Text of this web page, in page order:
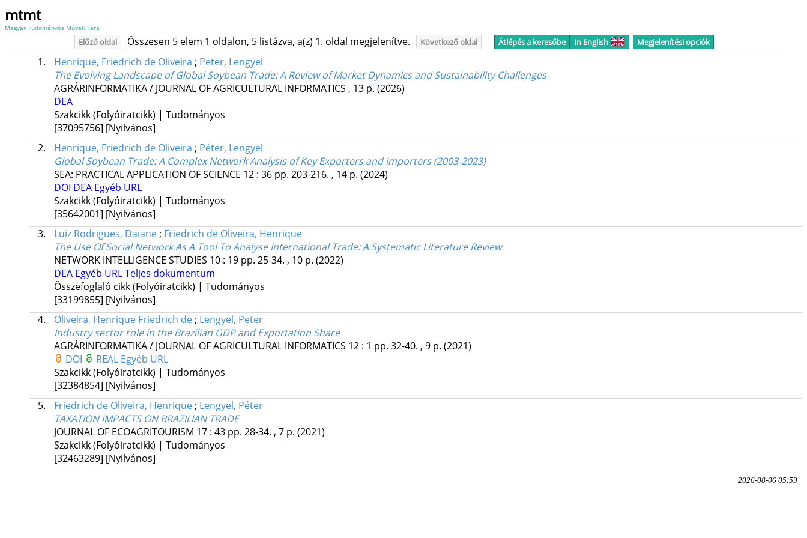
mtmt
Magyar Tudományos Művek Tára
Előző oldal Összesen 5 elem 1 oldalon, 5 listázva, a(z) 1. oldal megjelenítve. Következő oldal Átlépés a keresőbe In English Megjelenítési opciók
1. Henrique, Friedrich de Oliveira ; Peter, Lengyel
The Evolving Landscape of Global Soybean Trade: A Review of Market Dynamics and Sustainability Challenges
AGRÁRINFORMATIKA / JOURNAL OF AGRICULTURAL INFORMATICS , 13 p. (2026)
DEA
Szakcikk (Folyóiratcikk) | Tudományos
[37095756] [Nyilvános]
2.
Henrique, Friedrich de Oliveira ; Péter, Lengyel
Global Soybean Trade: A Complex Network Analysis of Key Exporters and Importers (2003-2023)
SEA: PRACTICAL APPLICATION OF SCIENCE 12: 36 pp. 203-216. , 14 p. (2024)
DOI DEA Egyéb URL
Szakcikk (Folyóiratcikk) | Tudományos
[35642001] [Nyilvános]
3.
Luiz Rodrigues, Daiane; Friedrich de Oliveira, Henrique
The Use Of Social Network As A Tool To Analyse International Trade: A Systematic Literature Review
NETWORK INTELLIGENCE STUDIES 10: 19 pp. 25-34. , 10 p. (2022)
DEA Egyéb URLTeljes dokumentum
Összefoglaló cikk (Folyóiratcikk) | Tudományos
[33199855] [Nyilvános]
4.
Oliveira, Henrique Friedrich de; Lengyel, Peter
Industry sector role in the Brazilian GDP and Exportation Share
AGRÁRINFORMATIKA / JOURNAL OF AGRICULTURAL INFORMATICS 12: 1 pp. 32-40. , 9 p. (2021)
DOI
REAL Egyéb URL
Szakcikk (Folyóiratcikk) | Tudományos
[32384854] [Nyilvános]
5.
Friedrich de Oliveira, Henrique; Lengyel, Péter
TAXATION IMPACTS ON BRAZILIAN TRADE
JOURNAL OF ECOAGRITOURISM 17: 43 pp. 28-34. , 7 p. (2021)
Szakcikk (Folyóiratcikk) | Tudományos
[32463289] [Nyilvános]
2026-08-06 05:59